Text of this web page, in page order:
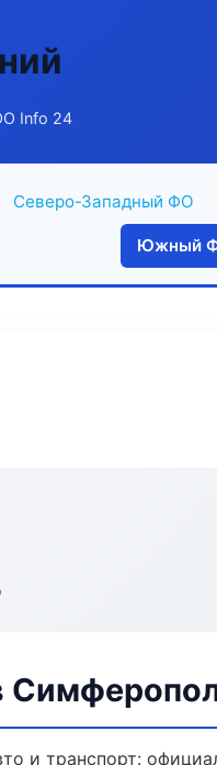
Info 24
Северо-Западный ФО
Южный
и транспорт: